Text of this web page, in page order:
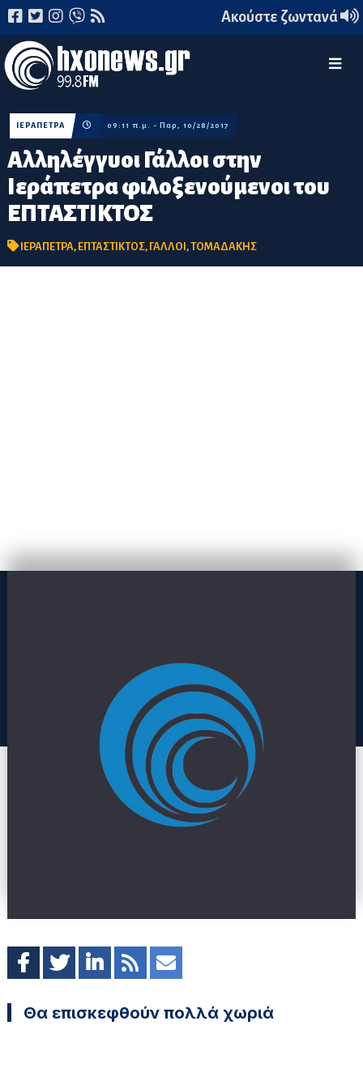
Ακούστε ζωντανά
Αλληλέγγυοι Γάλλοι στην
Ιεράπετρα φιλοξενούμενοι του
ΕΠΤΑΣΤΙΚΤΟΣ
ΙΕΡΑΠΕΤΡΑ 09:11 π.μ. - Παρ, 10/28/2017
ΙΕΡΑΠΕΤΡΑ, ΕΠΤΑΣΤΙΚΤΟΣ, ΓΑΛΛΟΙ,ΤΟΜΑΔΑΚΗΣ
Θα επισκεφθούν πολλά χωριά